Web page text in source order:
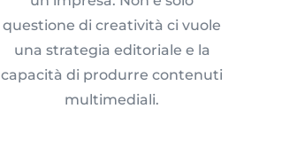
questione di creatività ci vuole
una strategia editoriale e la
capacità di produrre contenuti
multimediali.